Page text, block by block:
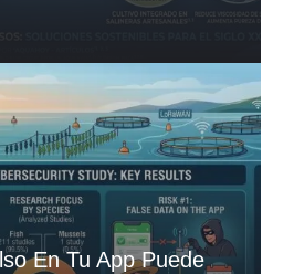
En Tu App Puede